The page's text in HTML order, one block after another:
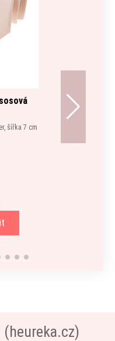
šířka 7 cm
(heureka.cz)